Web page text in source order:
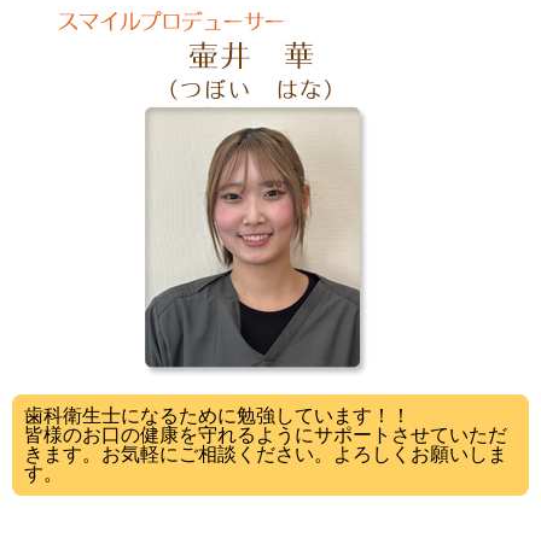
歯科衛生士になるために勉強しています！！
皆様のお口の健康を守れるようにサポートさせていただ
きます。お気軽にご相談ください。よろしくお願いしま
す。